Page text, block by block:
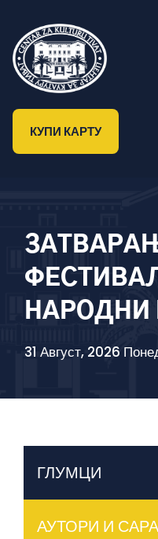
КУПИ КАРТУ
31 Август, 2026
ГЛУМЦИ
АУТОРИ И